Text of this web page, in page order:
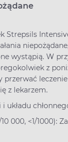
Strepsils
wystąpią. W
z
przerwać
z lekarzem.
układu
000, <1/1000):